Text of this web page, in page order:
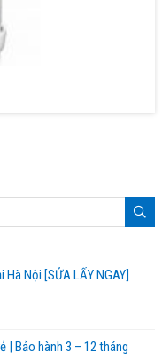
Nội [SỬA LẤY NGAY]
| Bảo hành 3 – 12 tháng